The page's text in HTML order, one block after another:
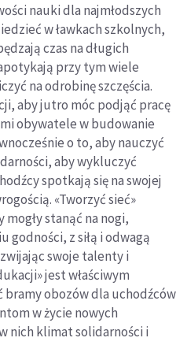
nauki dla najmłodszych
w ławkach szkolnych,
czas na długich
przy tym wiele
na odrobinę szczęścia.
aby jutro móc podjąć pracę
obywatele w budowanie
o to, aby nauczyć
aby wykluczyć
spotkają się na swojej
«Tworzyć sieć»
stanąć na nogi,
godności, z siłą i odwagą
swoje talenty i
jest właściwym
obozów dla uchodźców
w życie nowych
nich klimat solidarności i